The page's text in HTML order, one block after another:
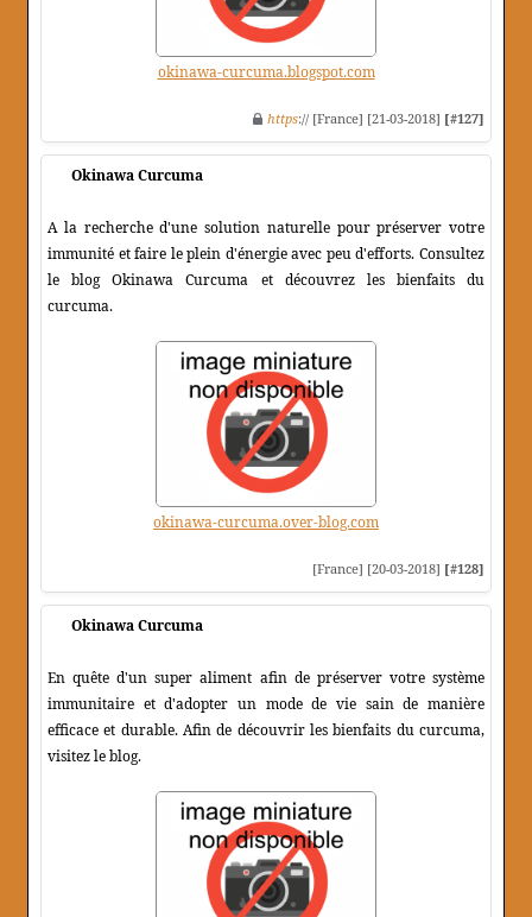
okinawa-curcuma.blogspot.com
https:// [France] [21-03-2018] [#127]
Okinawa Curcuma
A la recherche d'une solution naturelle pour préserver votre
immunité et faire le plein d'énergie avec peu d'efforts. Consultez
le blog Okinawa Curcuma et découvrez les bienfaits du
curcuma.
okinawa-curcuma.over-blog.com
[France] [20-03-2018] [#128]
Okinawa Curcuma
En quête d'un super aliment afin de préserver votre système
immunitaire et d'adopter un mode de vie sain de manière
efficace et durable. Afin de découvrir les bienfaits du curcuma,
visitez le blog.